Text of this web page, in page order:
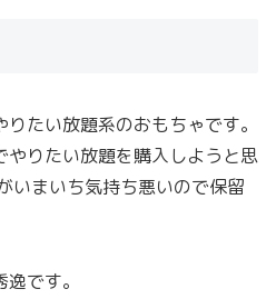
たい放題系のおもちゃです。
やりたい放題を購入しようと思
いまいち気持ち悪いので保留
です。